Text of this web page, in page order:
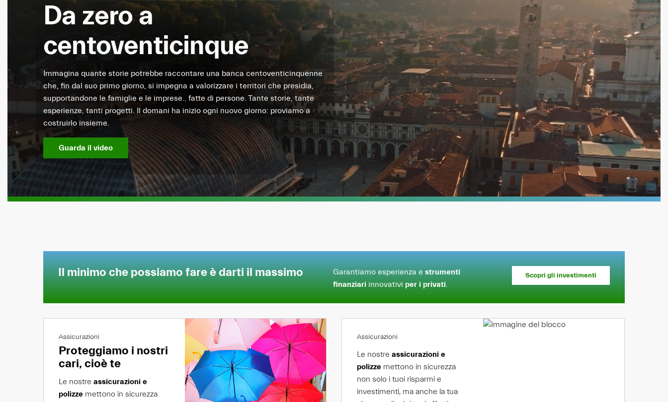
Da zero a
centoventicinque
Immagina quante storie potrebbe raccontare una banca centoventicinquenne
che, fin dal suo primo giorno, si impegna a valorizzare i territori che presidia,
supportandone le famiglie e le imprese.. fatte di persone. Tante storie, tante
esperienze, tanti progetti. Il domani ha inizio ogni nuovo giorno: proviamo a
costruirlo insieme.
Guarda il video(si apre in una nuova scheda)
Il minimo che possiamo fare è darti il massimo Garantiamo esperienza estrumenti
finanziari innovativi per i privati.
Scopri gli investimenti
Proteggiamo i nostri
cari, cioè te
Assicurazioni
Le nostre assicurazioni e
polizze mettono in sicurezza
Assicurazioni
Le nostre assicurazioni e
polizze mettono in sicurezza
non solo i tuoi risparmi e
investimenti, ma anche la tua